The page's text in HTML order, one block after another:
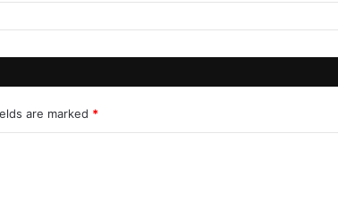
are marked *